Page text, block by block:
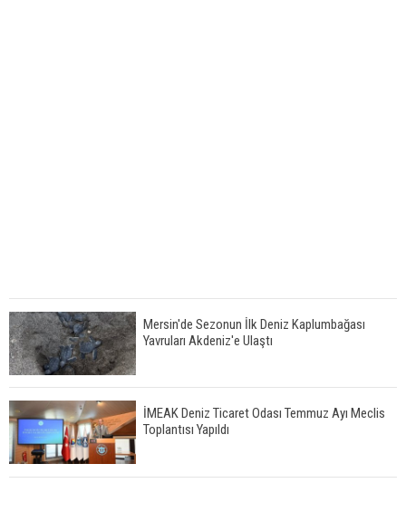
Mersin'de Sezonun İlk Deniz Kaplumbağası
Yavruları Akdeniz'e Ulaştı
İMEAK Deniz Ticaret Odası Temmuz Ayı Meclis
Toplantısı Yapıldı